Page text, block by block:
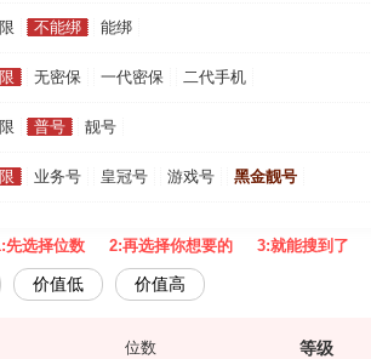
不能绑 能绑
无密保 一代密保 二代手机
普号 靓号
业务号 皇冠号 游戏号 黑金靓号
选择位数 2:再选择你想要的 3:就能搜到了
价值低 价值高
位数 等级